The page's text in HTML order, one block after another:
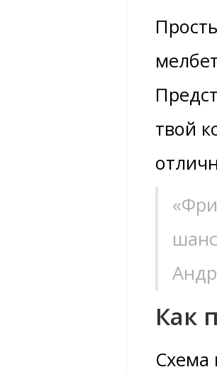
твой
Как
Схема